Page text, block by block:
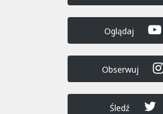
Oglądaj
Obserwuj
Śledź